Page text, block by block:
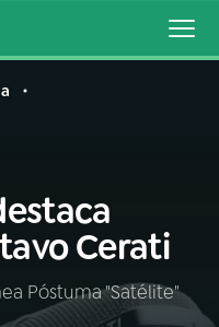
Cerati
Póstuma "Satélite"